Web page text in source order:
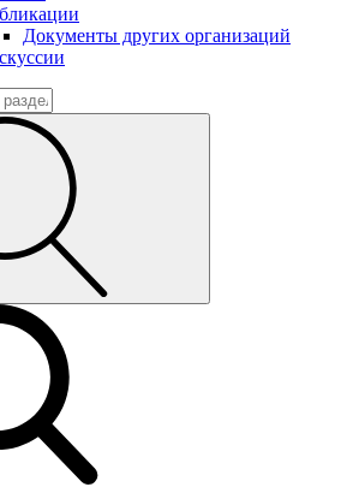
Документы других организаций